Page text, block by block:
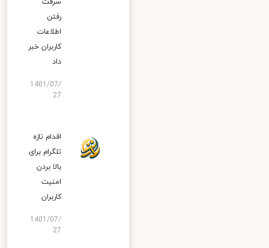
رفتن
اطلاعات
کاربران خبر
داد
1401/07/
27
اقدام تازه
تلگرام برای
بالا بردن
امنیت
کاربران
1401/07/
27